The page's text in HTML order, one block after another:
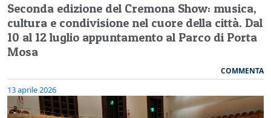
Seconda edizione del Cremona Show: musica,
cultura e condivisione nel cuore della città. Dal
10 al 12 luglio appuntamento al Parco di Porta
Mosa
COMMENTA
13 aprile 2026